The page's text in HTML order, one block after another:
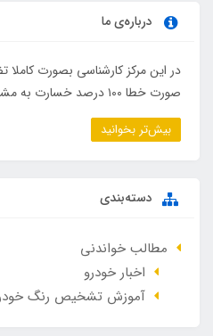
درباره‌ی ما
در این مرکز کارشناسی بصورت
صورت خطا ۱۰۰ درصد خسارت به مشتری پرداخت می شود...
بیش‌تر بخوانید
دسته‌بندی
مطالب خواندنی
اخبار خودرو
آموزش تشخیص رنگ